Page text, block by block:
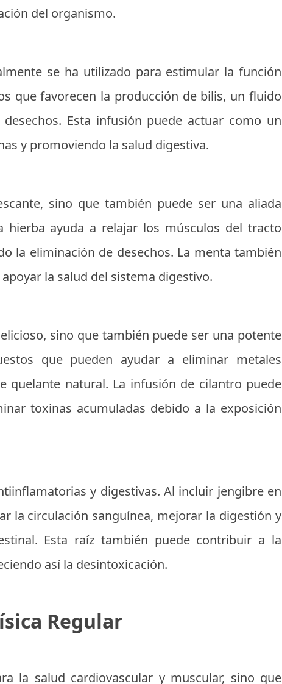
del organismo.
se ha utilizado para estimular la función
que favorecen la producción de bilis, un fluido
Esta infusión puede actuar como un
y promoviendo la salud digestiva.
sino que también puede ser una aliada
hierba ayuda a relajar los músculos del tracto
la eliminación de desechos. La menta también
la salud del sistema digestivo.
sino que también puede ser una potente
que pueden ayudar a eliminar metales
quelante natural. La infusión de cilantro puede
toxinas acumuladas debido a la exposición
y digestivas. Al incluir jengibre en
la circulación sanguínea, mejorar la digestión y
Esta raíz también puede contribuir a la
así la desintoxicación.
Regular
la salud cardiovascular y muscular, sino que